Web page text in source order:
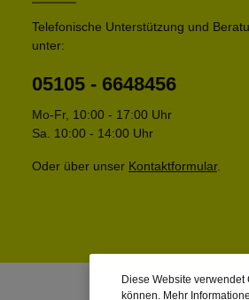
Telefonische Unterstützung und
unter:
05105 - 6648456
Mo-Fr, 10:00 - 17:00 Uhr
Sa. 10:00 - 14:00 Uhr
Oder über unser Kontaktformular.
Diese Website
können. Mehr